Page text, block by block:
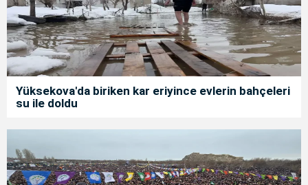
Yüksekova'da biriken kar eriyince evlerin bahçeleri
su ile doldu